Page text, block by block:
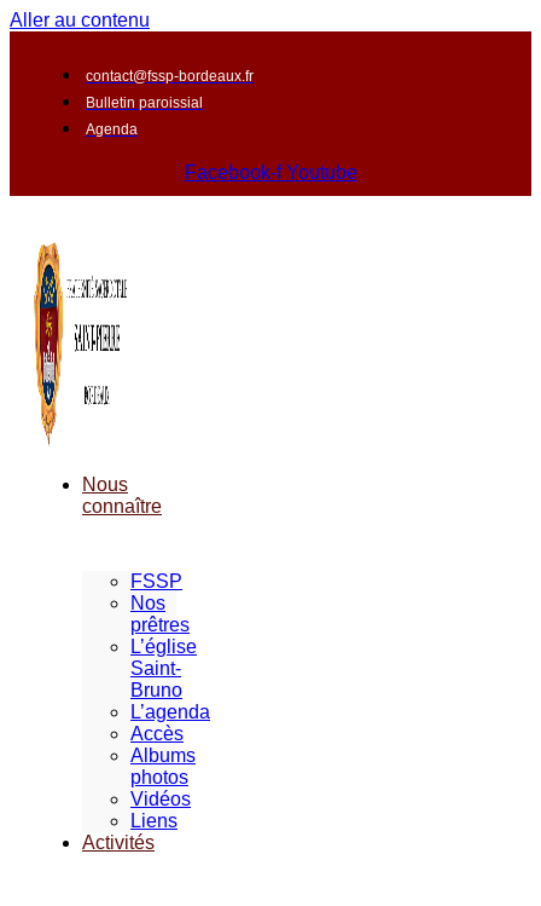
Aller au contenu
contact@fssp-bordeaux.fr
Bulletin paroissial
Agenda
Facebook-f Youtube
Nous
connaître
FSSP
Nos
prêtres
L’église
Saint-
Bruno
L’agenda
Accès
Albums
photos
Vidéos
Liens
Activités